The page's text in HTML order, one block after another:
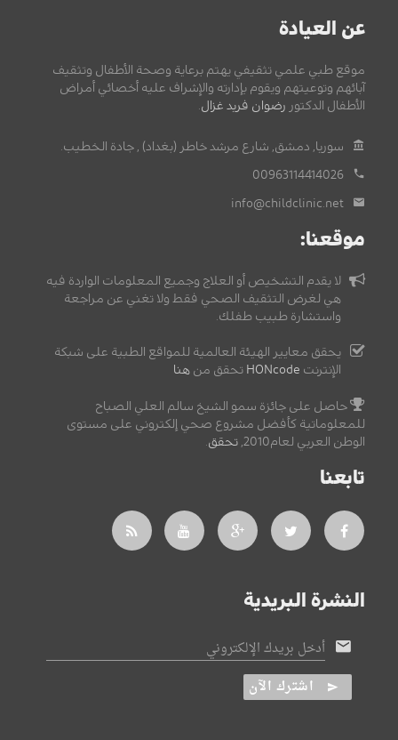
عن العيادة
موقع طبي علمي تثقيفي يهتم برعاية وصحة الأطفال وتثقيف
آبائهم وتوعيتهم ويقوم بإدارته والإشراف عليه أخصائي أمراض
الأطفال الدكتور رضوان فريد غزال
سوريا, دمشق, شارع مرشد خاطر (بغداد) , جادة الخطيب.
00963114414026
info@childclinic.net
موقعنا:
لا يقدم التشخيص أو العلاج وجميع المعلومات الواردة فيه
هي لغرض التثقيف الصحي فقط ولا تغني عن مراجعة
واستشارة طبيب طفلك.
يحقق معايير الهيئة العالمية للمواقع الطبية على شبكة
الإنترنت HONcode تحقق من هنا
حاصل على جائزة سمو الشيخ سالم العلي الصباح
للمعلوماتية كأفضل مشروع صحي إلكتروني على مستوى
الوطن العربي لعام2010,
تحقق
تابعنا
النشرة البريدية
أدخل بريدك الإلكتروني
اشترك الآن